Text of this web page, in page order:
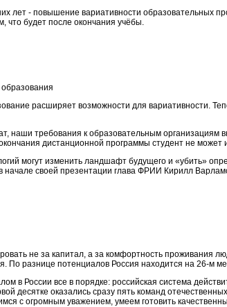
лет - повышение вариативности образовательных
что будет после окончания учёбы.
расширяет возможности для вариативности.
наши требования к образовательным организациям
дистанционной программы студент не может
могут изменить ландшафт будущего и «убить»
начале своей презентации глава ФРИИ Кирилл
не за капитал, а за комфортность проживания
По разнице потенциалов Россия находится на 26-м
в России все в порядке: российская система
десятке оказались сразу пять команд
с огромным уважением, умеем готовить